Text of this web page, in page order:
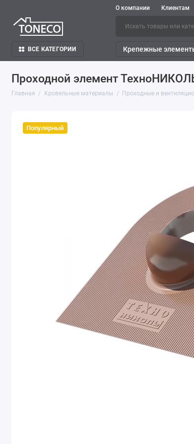
О компании Клиентам
ВСЕ КАТЕГОРИИ Крепежные
Проходной элемент
Главная Кровельные материалы Проходные и
Популярный